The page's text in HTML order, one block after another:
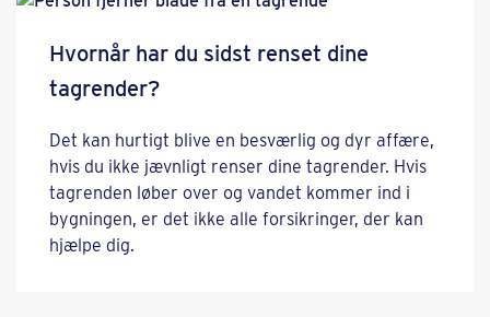
Hvornår har du sidst renset dine
tagrender?
Det kan hurtigt blive en besværlig og dyr affære,
hvis du ikke jævnligt renser dine tagrender. Hvis
tagrenden løber over og vandet kommer ind i
bygningen, er det ikke alle forsikringer, der kan
hjælpe dig.